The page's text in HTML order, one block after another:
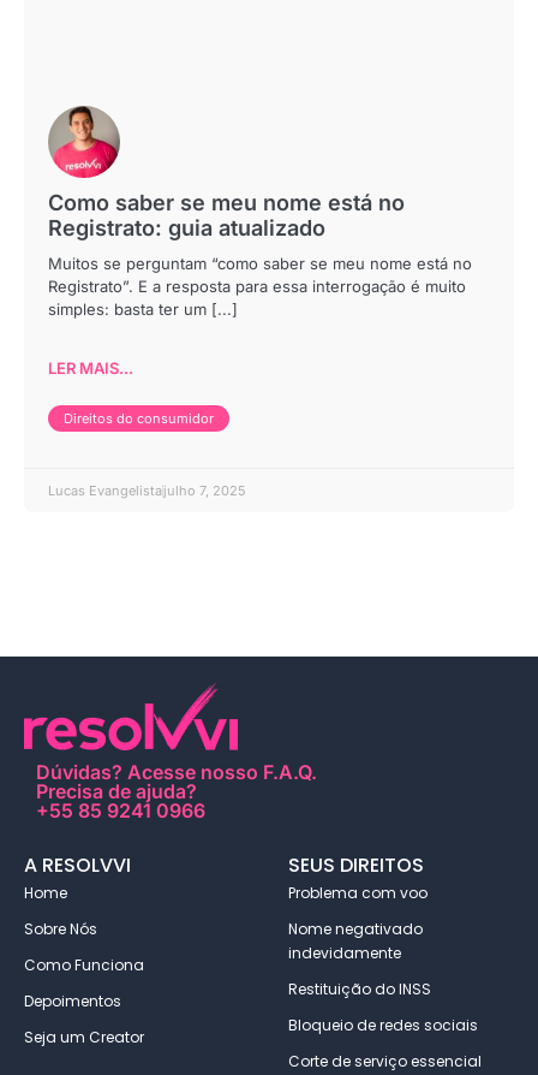
Como saber se meu nome está no
Registrato: guia atualizado
Muitos se perguntam “como saber se meu nome está no
Registrato”. E a resposta para essa interrogação é muito
simples: basta ter um [...]
LER MAIS...
Direitos do consumidor
Lucas Evangelistajulho 7, 2025
Dúvidas? Acesse nosso F.A.Q.
Precisa de ajuda?
+55 85 9241 0966
A RESOLVVI
Home
Sobre Nós
Como Funciona
Depoimentos
Seja um Creator
SEUS DIREITOS
Problema com voo
Nome negativado
indevidamente
Restituição do INSS
Bloqueio de redes sociais
Corte de serviço essencial